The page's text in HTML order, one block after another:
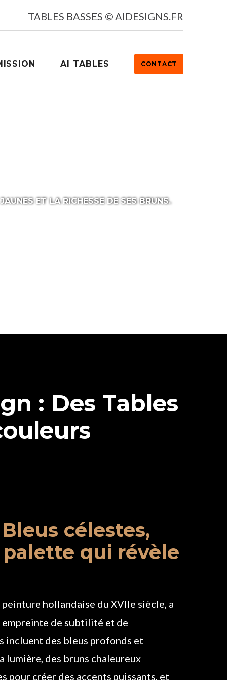
TABLES BASSES © AIDESIGNS.FR
AI TABLES CONTACT
ET LA RICHESSE DE SES BRUNS.
: Des Tables
célestes,
qui révèle
hollandaise du XVIIe siècle, a
empreinte de subtilité et de
incluent des bleus profonds et
lumière, des bruns chaleureux
pour créer des accents puissants, et